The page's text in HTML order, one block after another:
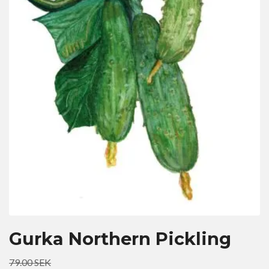
Gurka Northern Pickling
79.00 SEK